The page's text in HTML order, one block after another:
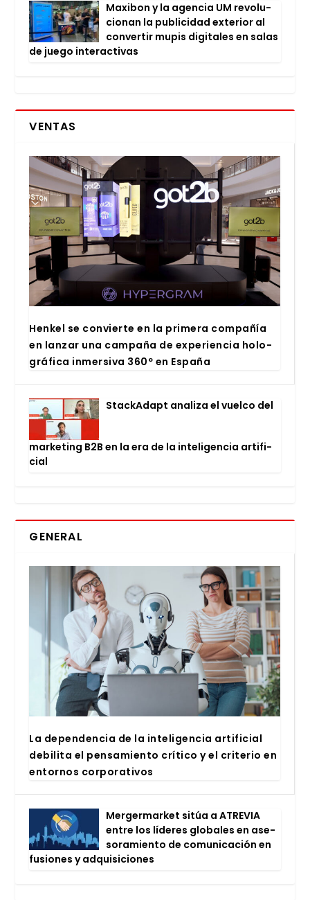
Maxi­bon y la agen­cia UM revo­lu­
cio­nan la publi­ci­dad exte­rior al
con­ver­tir mupis digi­ta­les en salas
de jue­go inter­ac­ti­vas
VENTAS
Hen­kel se con­vier­te en la pri­me­ra com­pa­ñía
en lan­zar una cam­pa­ña de expe­rien­cia holo­
grá­fi­ca inmer­si­va 360º en Espa­ña
Stac­kA­dapt ana­li­za el vuel­co del
mar­ke­ting B2B en la era de la inte­li­gen­cia arti­fi­
cial
GENERAL
La depen­den­cia de la inte­li­gen­cia arti­fi­cial
debi­li­ta el pen­sa­mien­to crí­ti­co y el cri­te­rio en
entor­nos cor­po­ra­ti­vos
Mer­ger­mar­ket sitúa a ATRE­VIA
entre los líde­res glo­ba­les en ase­
so­ra­mien­to de comu­ni­ca­ción en
fusio­nes y adqui­si­cio­nes